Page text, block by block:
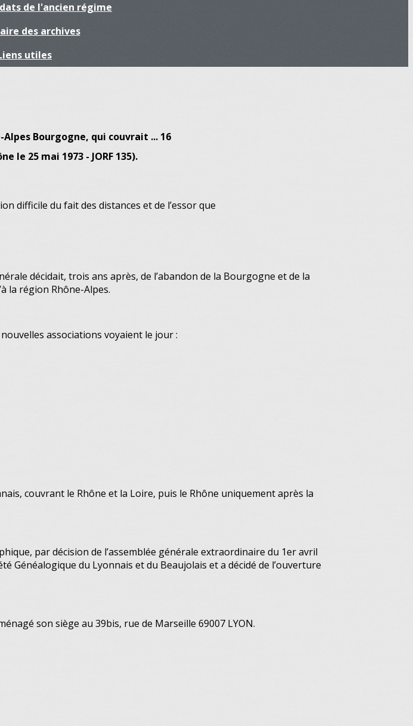
de l'ancien régime
des archives
utiles
Bourgogne, qui couvrait ... 16
le 25 mai 1973 - JORF 135).
difficile du fait des distances et de l’essor que
décidait, trois ans après, de l’abandon de la Bourgogne et de la
la région Rhône-Alpes.
associations voyaient le jour :
couvrant le Rhône et la Loire, puis le Rhône uniquement après la
par décision de l’assemblée générale extraordinaire du 1er avril
Généalogique du Lyonnais et du Beaujolais et a décidé de l’ouverture
son siège au 39bis, rue de Marseille 69007 LYON.